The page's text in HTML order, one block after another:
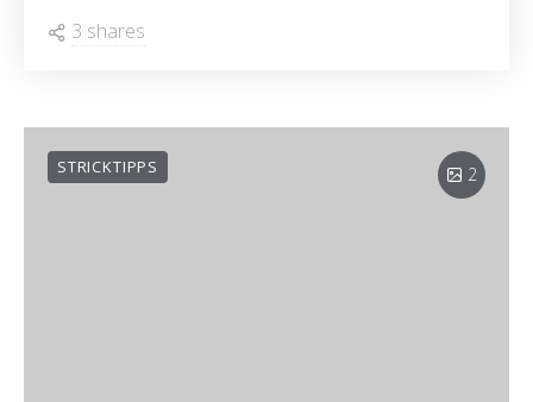
3 shares
2
STRICKTIPPS